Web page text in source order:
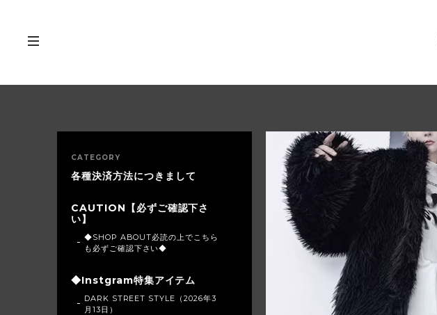
CATEGORY
各種決済方法につきまして
CAUTION【必ずご確認下さ
い】
◆SHOP ABOUT必読の上でこちら
も必ずご確認下さい◆
◆Instgram特集アイテム
DARK STREET STYLE（2026年3
月13日）